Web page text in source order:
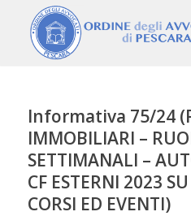
Informativa 75/24
IMMOBILIARI –
SETTIMANALI –
CF ESTERNI 2023
CORSI ED EVENTI)